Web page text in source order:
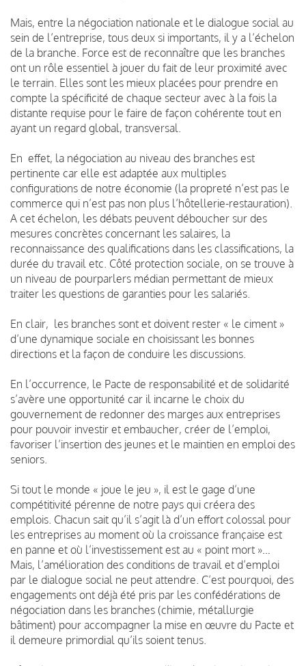
Mais, entre la négociation nationale et le dialogue social au
sein de l’entreprise, tous deux si importants, il y a l’échelon
de la branche. Force est de reconnaître que les branches
ont un rôle essentiel à jouer du fait de leur proximité avec
le terrain. Elles sont les mieux placées pour prendre en
compte la spécificité de chaque secteur avec à la fois la
distante requise pour le faire de façon cohérente tout en
ayant un regard global, transversal.
En effet, la négociation au niveau des branches est
pertinente car elle est adaptée aux multiples
configurations de notre économie (la propreté n’est pas le
commerce qui n’est pas non plus l’hôtellerie-restauration).
A cet échelon, les débats peuvent déboucher sur des
mesures concrètes concernant les salaires, la
reconnaissance des qualifications dans les classifications, la
durée du travail etc. Côté protection sociale, on se trouve à
un niveau de pourparlers médian permettant de mieux
traiter les questions de garanties pour les salariés.
En clair, les branches sont et doivent rester « le ciment »
d’une dynamique sociale en choisissant les bonnes
directions et la façon de conduire les discussions.
En l’occurrence, le Pacte de responsabilité et de solidarité
s’avère une opportunité car il incarne le choix du
gouvernement de redonner des marges aux entreprises
pour pouvoir investir et embaucher, créer de l’emploi,
favoriser l’insertion des jeunes et le maintien en emploi des
seniors.
Si tout le monde « joue le jeu », il est le gage d’une
compétitivité pérenne de notre pays qui créera des
emplois. Chacun sait qu’il s’agit là d’un effort colossal pour
les entreprises au moment où la croissance française est
en panne et où l’investissement est au « point mort »…
Mais, l’amélioration des conditions de travail et d’emploi
par le dialogue social ne peut attendre. C’est pourquoi, des
engagements ont déjà été pris par les confédérations de
négociation dans les branches (chimie, métallurgie
bâtiment) pour accompagner la mise en œuvre du Pacte et
il demeure primordial qu’ils soient tenus.